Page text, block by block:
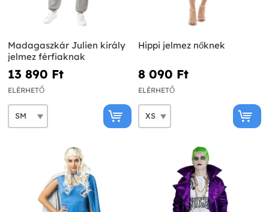
Madagaszkár Julien király
jelmez férfiaknak
13 890 Ft‎
ELÉRHETŐ
Hippi jelmez nőknek
8 090 Ft‎
ELÉRHETŐ